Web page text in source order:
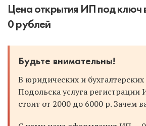
Цена открытия ИП под ключ
0 рублей
Будьте внимательны!
В юридических и
Подольска услуга
стоит от 2000 до 6000 р. Зачем